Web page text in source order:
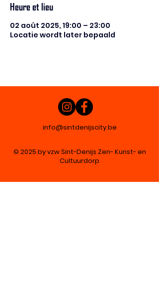
Heure et lieu
02 août 2025, 19:00 – 23:00
Locatie wordt later bepaald
info@sintdenijscity.be
© 2025 by vzw Sint-Denijs Zen- Kunst- en
Cultuurdorp